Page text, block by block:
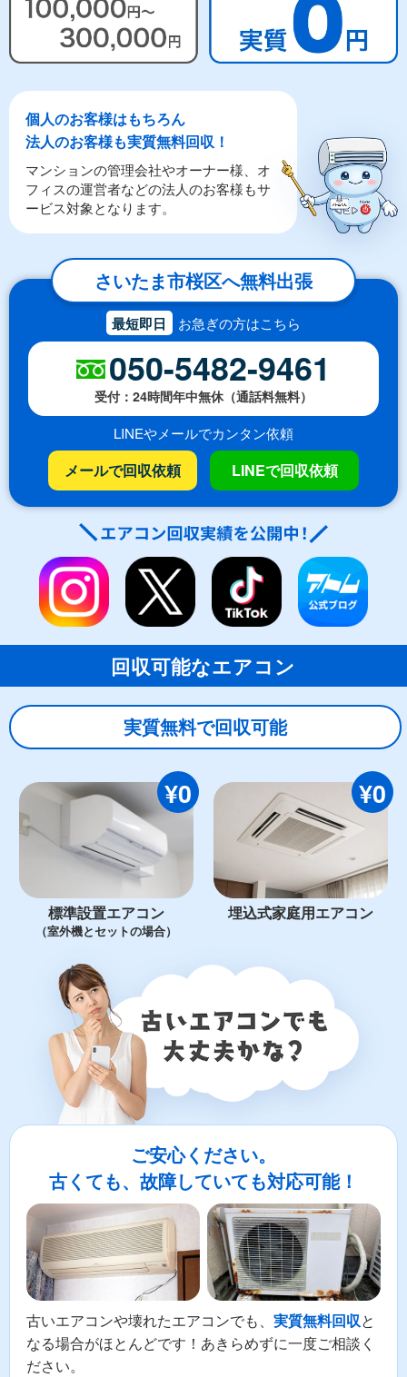
個人のお客様はもちろん
法人のお客様も実質無料回収！
マンションの管理会社やオーナー様、オ
フィスの運営者などの法人のお客様もサ
ービス対象となります。
さいたま市桜区へ無料出張
最短即日 お急ぎの方はこちら
050-5482-9461
受付：24時間年中無休（通話料無料）
LINEやメールでカンタン依頼
メールで回収依頼 LINEで回収依頼
回収可能なエアコン
実質無料で回収可能
¥0
標準設置エアコン
（室外機とセットの場合）
¥0
埋込式家庭用エアコン
ご安心ください。
古くても、故障していても対応可能！
古いエアコンや壊れたエアコンでも、 実質無料回収と
なる場合がほとんどです！あきらめずに一度ご相談く
ださい。